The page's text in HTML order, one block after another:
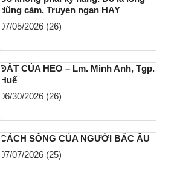
dũng cảm. Truyen ngan HAY
07/05/2026 (26)
ĐẤT CỦA HEO – Lm. Minh Anh, Tgp.
Huế
06/30/2026 (26)
CÁCH SỐNG CỦA NGƯỜI BẮC ÂU
07/07/2026 (25)